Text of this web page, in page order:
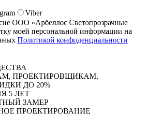
Viber
ООО «Арбеллос Светопрозрачные
моей персональной информации на
Политикой конфиденциальности
ПРОЕКТИРОВЩИКАМ,
ДО 20%
5 ЛЕТ
ЗАМЕР
ПРОЕКТИРОВАНИЕ